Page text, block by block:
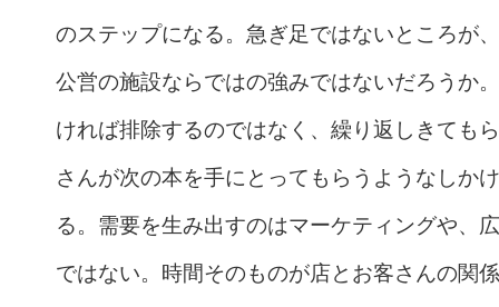
のステップになる。急ぎ足ではないところが
公営の施設ならではの強みではないだろうか
ければ排除するのではなく、繰り返しきても
さんが次の本を手にとってもらうようなしか
る。需要を生み出すのはマーケティングや、
ではない。時間そのものが店とお客さんの関